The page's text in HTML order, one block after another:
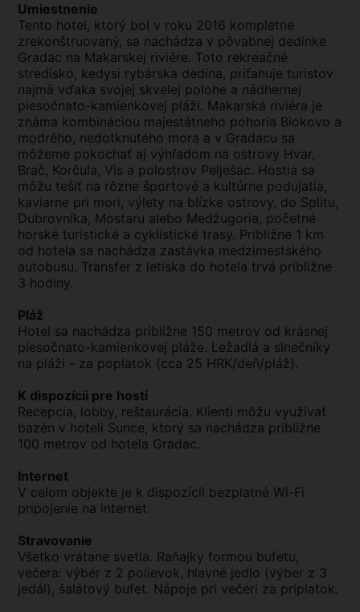
Umiestnenie
Tento hotel, ktorý bol v roku 2016 kompletne
zrekonštruovaný, sa nachádza v pôvabnej dedinke
Gradac na Makarskej riviére. Toto rekreačné
stredisko, kedysi rybárska dedina, priťahuje turistov
najmä vďaka svojej skvelej polohe a nádhernej
piesočnato-kamienkovej pláži. Makarská riviéra je
známa kombináciou majestátneho pohoria Biokovo a
modrého, nedotknutého mora a v Gradacu sa
môžeme pokochať aj výhľadom na ostrovy Hvar,
Brač, Korčula, Vis a polostrov Pelješac. Hostia sa
môžu tešiť na rôzne športové a kultúrne podujatia,
kaviarne pri mori, výlety na blízke ostrovy, do Splitu,
Dubrovníka, Mostaru alebo Medžugoria, početné
horské turistické a cyklistické trasy. Približne 1 km
od hotela sa nachádza zastávka medzimestského
autobusu. Transfer z letiska do hotela trvá približne
3 hodiny.
Pláž
Hotel sa nachádza približne 150 metrov od krásnej
piesočnato-kamienkovej pláže. Ležadlá a slnečníky
na pláži - za poplatok (cca 25 HRK/deň/pláž).
K dispozícii pre hostí
Recepcia, lobby, reštaurácia. Klienti môžu využívať
bazén v hoteli Sunce, ktorý sa nachádza približne
100 metrov od hotela Gradac.
Internet
V celom objekte je k dispozícii bezplatné Wi-Fi
pripojenie na internet.
Stravovanie
Všetko vrátane svetla. Raňajky formou bufetu,
večera: výber z 2 polievok, hlavné jedlo (výber z 3
jedál), šalátový bufet. Nápoje pri večeri za príplatok.